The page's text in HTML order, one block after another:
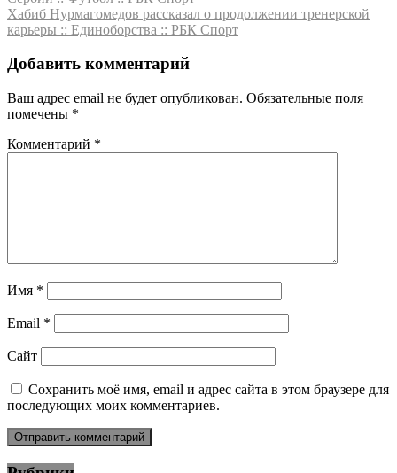
по
записям
Хабиб Нурмагомедов рассказал о продолжении тренерской
карьеры :: Единоборства :: РБК Спорт
Добавить комментарий
Ваш адрес email не будет опубликован. Обязательные поля
помечены *
Комментарий *
Имя *
Email *
Сайт
Сохранить моё имя, email и адрес сайта в этом браузере для
последующих моих комментариев.